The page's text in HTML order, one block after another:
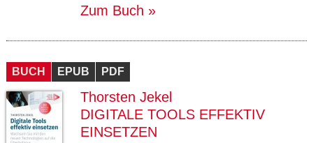
Zum Buch
BUCH EPUB PDF
Thorsten Jekel
DIGITALE TOOLS EFFEKTIV
EINSETZEN